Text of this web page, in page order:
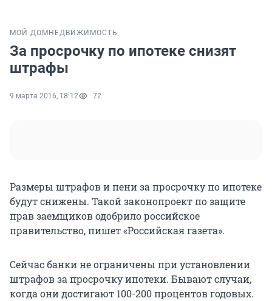
МОЙ ДОМ НЕДВИЖИМОСТЬ
За просрочку по ипотеке снизят
штрафы
9 марта 2016, 18:12 72
Размеры штрафов и пени за просрочку по ипотеке
будут снижены. Такой законопроект по защите
прав заемщиков одобрило российское
правительство, пишет «Российская газета».
Сейчас банки не ограничены при установлении
штрафов за просрочку ипотеки. Бывают случаи,
когда они достигают 100-200 процентов годовых.